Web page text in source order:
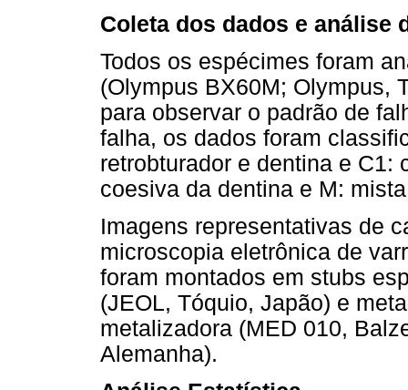
Coleta dos dados e análise
Todos os espécimes foram
(Olympus BX60M; Olympus,
para observar o padrão de
falha, os dados foram
retrobturador e dentina e C1:
coesiva da dentina e M:
Imagens representativas de
microscopia eletrônica de
foram montados em stubs
(JEOL, Tóquio, Japão) e
metalizadora (MED 010,
Alemanha).